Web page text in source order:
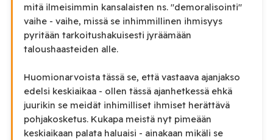
mitä ilmeisimmin kansalaisten ns. "demoralisointi"
vaihe - vaihe, missä se inhimmillinen ihmisyys
pyritään tarkoitushakuisesti jyräämään
taloushaasteiden alle.
Huomionarvoista tässä se, että vastaava ajanjakso
edelsi keskiaikaa - ollen tässä ajanhetkessä ehkä
juurikin se meidät inhimilliset ihmiset herättävä
pohjakosketus. Kukapa meistä nyt pimeään
keskiaikaan palata haluaisi - ainakaan mikäli se